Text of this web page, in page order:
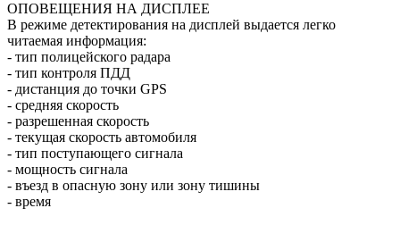
ОПОВЕЩЕНИЯ НА ДИСПЛЕЕ
В режиме детектирования на дисплей выдается легко
читаемая информация:
- тип полицейского радара
- тип контроля ПДД
- дистанция до точки GPS
- средняя скорость
- разрешенная скорость
- текущая скорость автомобиля
- тип поступающего сигнала
- мощность сигнала
- въезд в опасную зону или зону тишины
- время